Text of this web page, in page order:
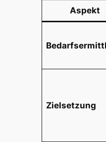
Aspekt
Zielsetzung